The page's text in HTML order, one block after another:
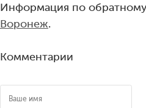
Информация по
Воронеж.
Комментарии